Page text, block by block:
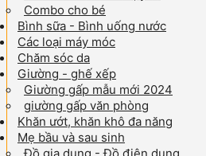
Combo cho bé
Bình sữa - Bình uống nước
Các loại máy móc
Chăm sóc da
Giường - ghế xếp
Giường gấp mẫu mới 2024
giường gấp văn phòng
Khăn ướt, khăn khô đa năng
Mẹ bầu và sau sinh